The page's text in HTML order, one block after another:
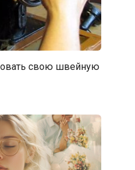
свою швейную